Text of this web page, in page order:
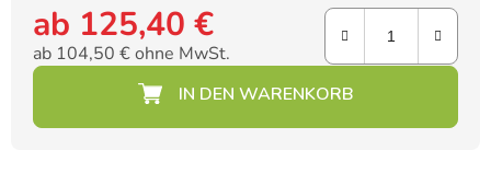
ab 125,40 €
ab 104,50 €ohne MwSt.